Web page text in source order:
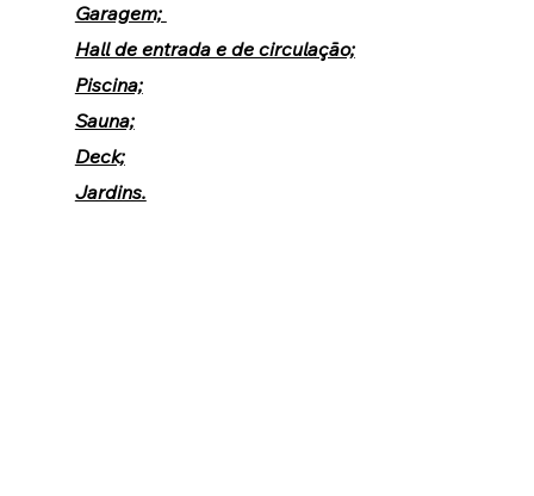
Garagem;
Hall de entrada e de circulação;
Piscina;
Sauna;
Deck;
Jardins.